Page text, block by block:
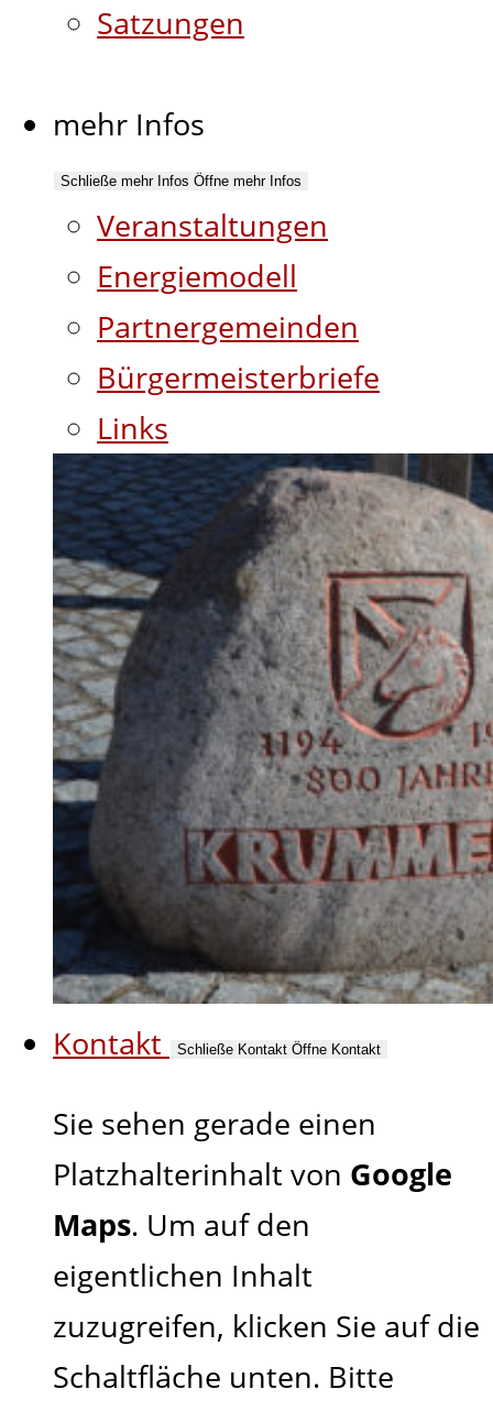
Satzungen
mehr Infos
Schließe mehr Infos Öffne mehr Infos
Veranstaltungen
Energiemodell
Partnergemeinden
Bürgermeisterbriefe
Links
Kontakt Schließe Kontakt Öffne Kontakt
Sie sehen gerade einen
Platzhalterinhalt von Google
Maps. Um auf den
eigentlichen Inhalt
zuzugreifen, klicken Sie auf die
Schaltfläche unten. Bitte